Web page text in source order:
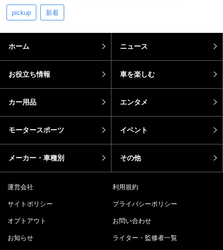
pickup 新着
ホーム ニュース
お役立ち情報 車を楽しむ
カー用品 エンタメ
モータースポーツ イベント
メーカー・車種別 その他
運営会社 利用規約
サイトポリシー プライバシーポリシー
オプトアウト お問い合わせ
お知らせ ライター・監修者一覧